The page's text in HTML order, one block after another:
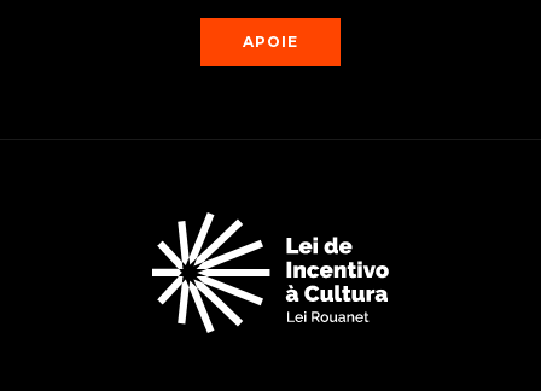
APOIE